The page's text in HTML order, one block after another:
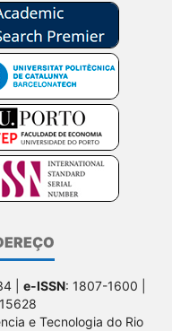
| e-ISSN: 1807-1600 |
e Tecnologia do Rio